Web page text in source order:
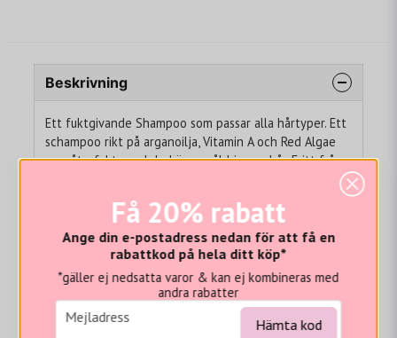
Vi tror du hade gillat...
Beskrivning
Ett fuktgivande Shampoo som passar alla hårtyper. Ett
schampoo rikt på arganoilja, Vitamin A och Red Algae
som återfuktar och bekämpar åldring av hår. Fritt från
Appliceras i vått hår och massera försiktigt in i hela
håret och hårbotten. Det är en mycket koncentrerad
formel som kräver mycket vatten för att det rika,
lyxiga löddret ska aktiveras. Krama försiktigt ut
överflödigt vatten efter shampooneringen.
Få 20% rabatt
Ange din e-postadress nedan för att få en
rabattkod på hela ditt köp*
*gäller ej nedsatta varor & kan ej kombineras med
andra rabatter
email
Mejladress Hämta kod